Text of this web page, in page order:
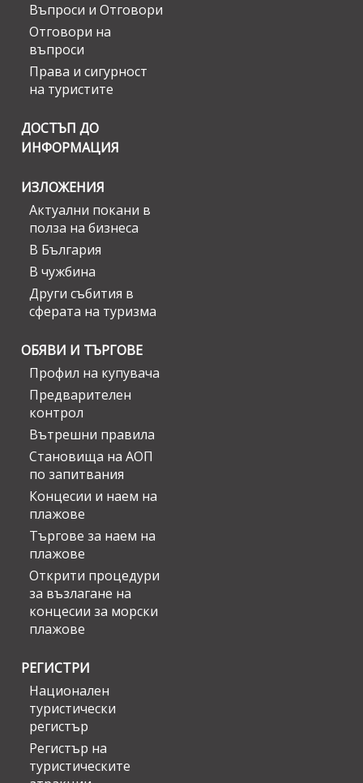
Въпроси и Отговори
Отговори на
въпроси
Права и сигурност
на туристите
ДОСТЪП ДО
ИНФОРМАЦИЯ
ИЗЛОЖЕНИЯ
Актуални покани в
полза на бизнеса
В България
В чужбина
Други събития в
сферата на туризма
ОБЯВИ И ТЪРГОВЕ
Профил на купувача
Предварителен
контрол
Вътрешни правила
Становища на АОП
по запитвания
Концесии и наем на
плажове
Търгове за наем на
плажове
Открити процедури
за възлагане на
концесии за морски
плажове
РЕГИСТРИ
Национален
туристически
регистър
Регистър на
туристическите